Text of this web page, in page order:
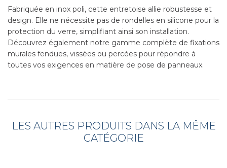
Fabriquée en inox poli, cette entretoise allie robustesse et
design. Elle ne nécessite pas de rondelles en silicone pour la
protection du verre, simplifiant ainsi son installation.
Découvrez également notre gamme complète de fixations
murales fendues, vissées ou percées pour répondre à
toutes vos exigences en matière de pose de panneaux.
LES AUTRES PRODUITS DANS LA MÊME
CATÉGORIE